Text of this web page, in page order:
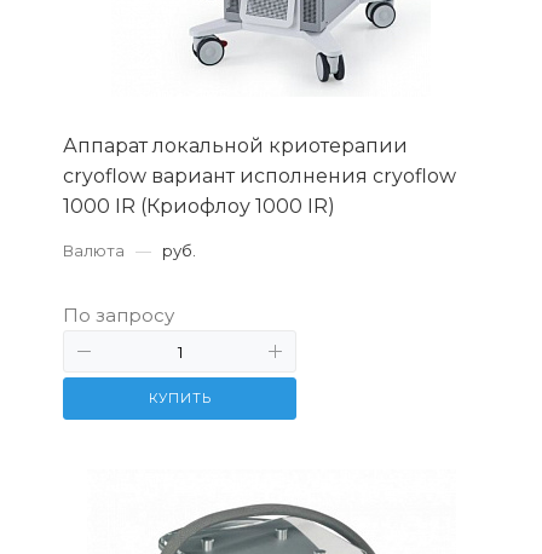
Аппарат локальной криотерапии
сryoflow вариант исполнения cryoflow
1000 IR (Криофлоу 1000 IR)
Валюта — руб.
По запросу
КУПИТЬ